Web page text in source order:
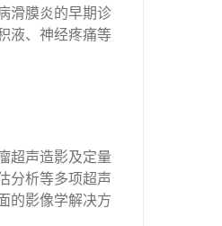
滑膜炎的早期诊
液、神经疼痛等
超声造影及定量
分析等多项超声
的影像学解决方